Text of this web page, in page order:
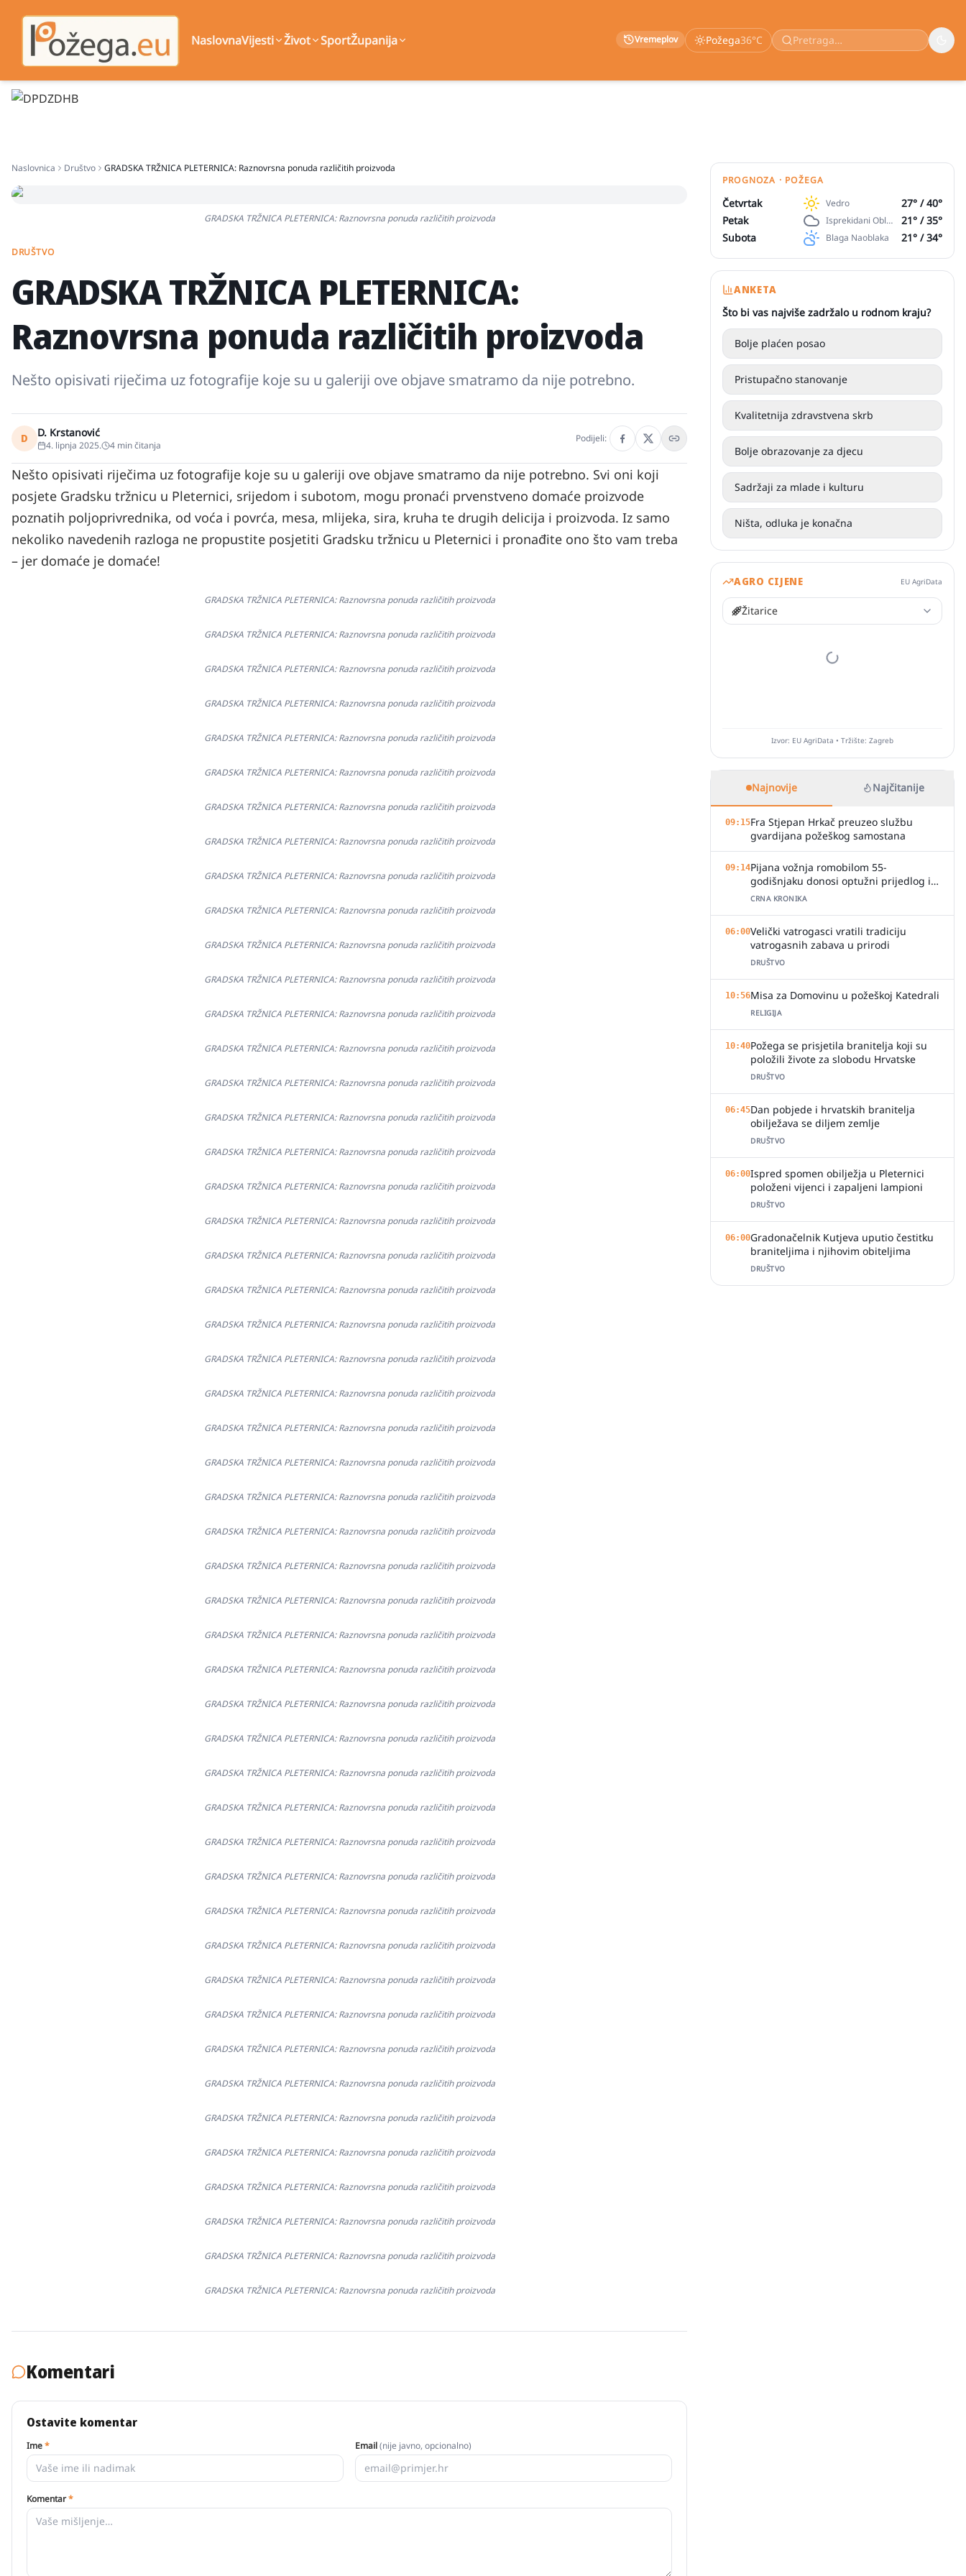
NaslovnaVijesti Život SportŽupanija Vremeplov Požega36°C
Naslovnica Društvo GRADSKA TRŽNICA PLETERNICA: Raznovrsna ponuda različitih proizvoda
GRADSKA TRŽNICA PLETERNICA: Raznovrsna ponuda različitih proizvoda
DRUŠTVO
GRADSKA TRŽNICA PLETERNICA:
Raznovrsna ponuda različitih proizvoda
Nešto opisivati riječima uz fotografije koje su u galeriji ove objave smatramo da nije potrebno.
D D. Krstanović
4. lipnja 2025. 4 min čitanja
Podijeli:
Nešto opisivati riječima uz fotografije koje su u galeriji ove objave smatramo da nije potrebno. Svi oni koji
posjete Gradsku tržnicu u Pleternici, srijedom i subotom, mogu pronaći prvenstveno domaće proizvode
poznatih poljoprivrednika, od voća i povrća, mesa, mlijeka, sira, kruha te drugih delicija i proizvoda. Iz samo
nekoliko navedenih razloga ne propustite posjetiti Gradsku tržnicu u Pleternici i pronađite ono što vam treba
– jer domaće je domaće!
GRADSKA TRŽNICA PLETERNICA: Raznovrsna ponuda različitih proizvoda
GRADSKA TRŽNICA PLETERNICA: Raznovrsna ponuda različitih proizvoda
GRADSKA TRŽNICA PLETERNICA: Raznovrsna ponuda različitih proizvoda
GRADSKA TRŽNICA PLETERNICA: Raznovrsna ponuda različitih proizvoda
GRADSKA TRŽNICA PLETERNICA: Raznovrsna ponuda različitih proizvoda
GRADSKA TRŽNICA PLETERNICA: Raznovrsna ponuda različitih proizvoda
GRADSKA TRŽNICA PLETERNICA: Raznovrsna ponuda različitih proizvoda
GRADSKA TRŽNICA PLETERNICA: Raznovrsna ponuda različitih proizvoda
GRADSKA TRŽNICA PLETERNICA: Raznovrsna ponuda različitih proizvoda
GRADSKA TRŽNICA PLETERNICA: Raznovrsna ponuda različitih proizvoda
GRADSKA TRŽNICA PLETERNICA: Raznovrsna ponuda različitih proizvoda
GRADSKA TRŽNICA PLETERNICA: Raznovrsna ponuda različitih proizvoda
GRADSKA TRŽNICA PLETERNICA: Raznovrsna ponuda različitih proizvoda
GRADSKA TRŽNICA PLETERNICA: Raznovrsna ponuda različitih proizvoda
GRADSKA TRŽNICA PLETERNICA: Raznovrsna ponuda različitih proizvoda
GRADSKA TRŽNICA PLETERNICA: Raznovrsna ponuda različitih proizvoda
GRADSKA TRŽNICA PLETERNICA: Raznovrsna ponuda različitih proizvoda
GRADSKA TRŽNICA PLETERNICA: Raznovrsna ponuda različitih proizvoda
GRADSKA TRŽNICA PLETERNICA: Raznovrsna ponuda različitih proizvoda
GRADSKA TRŽNICA PLETERNICA: Raznovrsna ponuda različitih proizvoda
GRADSKA TRŽNICA PLETERNICA: Raznovrsna ponuda različitih proizvoda
GRADSKA TRŽNICA PLETERNICA: Raznovrsna ponuda različitih proizvoda
GRADSKA TRŽNICA PLETERNICA: Raznovrsna ponuda različitih proizvoda
GRADSKA TRŽNICA PLETERNICA: Raznovrsna ponuda različitih proizvoda
GRADSKA TRŽNICA PLETERNICA: Raznovrsna ponuda različitih proizvoda
GRADSKA TRŽNICA PLETERNICA: Raznovrsna ponuda različitih proizvoda
GRADSKA TRŽNICA PLETERNICA: Raznovrsna ponuda različitih proizvoda
GRADSKA TRŽNICA PLETERNICA: Raznovrsna ponuda različitih proizvoda
GRADSKA TRŽNICA PLETERNICA: Raznovrsna ponuda različitih proizvoda
GRADSKA TRŽNICA PLETERNICA: Raznovrsna ponuda različitih proizvoda
GRADSKA TRŽNICA PLETERNICA: Raznovrsna ponuda različitih proizvoda
GRADSKA TRŽNICA PLETERNICA: Raznovrsna ponuda različitih proizvoda
GRADSKA TRŽNICA PLETERNICA: Raznovrsna ponuda različitih proizvoda
GRADSKA TRŽNICA PLETERNICA: Raznovrsna ponuda različitih proizvoda
GRADSKA TRŽNICA PLETERNICA: Raznovrsna ponuda različitih proizvoda
GRADSKA TRŽNICA PLETERNICA: Raznovrsna ponuda različitih proizvoda
GRADSKA TRŽNICA PLETERNICA: Raznovrsna ponuda različitih proizvoda
GRADSKA TRŽNICA PLETERNICA: Raznovrsna ponuda različitih proizvoda
GRADSKA TRŽNICA PLETERNICA: Raznovrsna ponuda različitih proizvoda
GRADSKA TRŽNICA PLETERNICA: Raznovrsna ponuda različitih proizvoda
GRADSKA TRŽNICA PLETERNICA: Raznovrsna ponuda različitih proizvoda
GRADSKA TRŽNICA PLETERNICA: Raznovrsna ponuda različitih proizvoda
GRADSKA TRŽNICA PLETERNICA: Raznovrsna ponuda različitih proizvoda
GRADSKA TRŽNICA PLETERNICA: Raznovrsna ponuda različitih proizvoda
GRADSKA TRŽNICA PLETERNICA: Raznovrsna ponuda različitih proizvoda
GRADSKA TRŽNICA PLETERNICA: Raznovrsna ponuda različitih proizvoda
GRADSKA TRŽNICA PLETERNICA: Raznovrsna ponuda različitih proizvoda
GRADSKA TRŽNICA PLETERNICA: Raznovrsna ponuda različitih proizvoda
GRADSKA TRŽNICA PLETERNICA: Raznovrsna ponuda različitih proizvoda
GRADSKA TRŽNICA PLETERNICA: Raznovrsna ponuda različitih proizvoda
Komentari
Ostavite komentar
Ime* Email(nije javno, opcionalno)
Komentar*
PROGNOZA · POŽEGA
Četvrtak Vedro 27° /40°
Petak
Isprekidani Oblaci 21° /35°
Subota
Blaga Naoblaka 21° /34°
ANKETA
Što bi vas najviše zadržalo u rodnom kraju?
Bolje plaćen posao
Pristupačno stanovanje
Kvalitetnija zdravstvena skrb
Bolje obrazovanje za djecu
Sadržaji za mlade i kulturu
Ništa, odluka je konačna
AGRO CIJENE EU AgriData
Žitarice
Izvor: EU AgriData • Tržište: Zagreb
Najnovije Najčitanije
09:15Fra Stjepan Hrkač preuzeo službu
gvardijana požeškog samostana
09:14Pijana vožnja romobilom 55-
godišnjaku donosi optužni prijedlog i
kaznu
CRNA KRONIKA
06:00Velički vatrogasci vratili tradiciju
vatrogasnih zabava u prirodi
DRUŠTVO
10:56Misa za Domovinu u požeškoj Katedrali
RELIGIJA
10:40Požega se prisjetila branitelja koji su
položili živote za slobodu Hrvatske
DRUŠTVO
06:45Dan pobjede i hrvatskih branitelja
obilježava se diljem zemlje
DRUŠTVO
06:00Ispred spomen obilježja u Pleternici
položeni vijenci i zapaljeni lampioni
DRUŠTVO
06:00Gradonačelnik Kutjeva uputio čestitku
braniteljima i njihovim obiteljima
DRUŠTVO